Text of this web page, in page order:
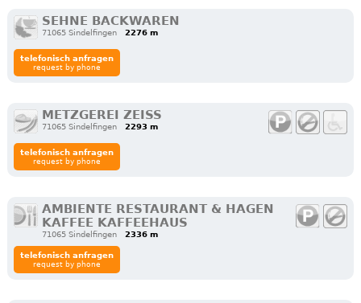
SEHNE BACKWAREN
71065 Sindelfingen 2276 m
telefonisch anfragen
request by phone
METZGEREI ZEISS
71065 Sindelfingen 2293 m
telefonisch anfragen
request by phone
AMBIENTE RESTAURANT & HAGEN
KAFFEE KAFFEEHAUS
71065 Sindelfingen 2336 m
telefonisch anfragen
request by phone